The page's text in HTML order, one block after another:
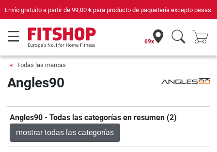
Envío gratuito a partir de 99,00 €para producto de paquetería excepto pesas.
69x
Todas las marcas
Angles90
Angles90 - Todas las categorías en resumen (2)
mostrar todas las categorías